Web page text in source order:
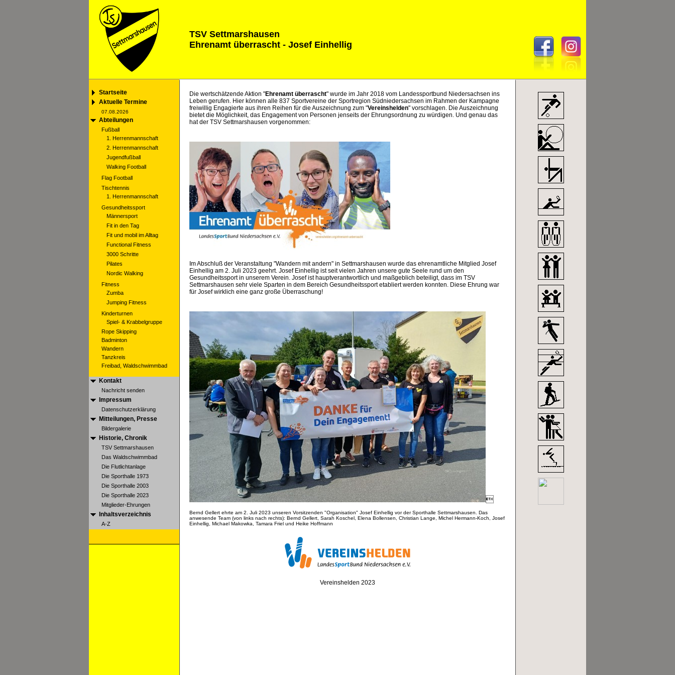
TSV Settmarshausen
Ehrenamt überrascht - Josef Einhellig
Startseite
Aktuelle Termine
07.08.2026
Abteilungen
Fußball
1. Herrenmannschaft
2. Herrenmannschaft
Jugendfußball
Walking Football
Flag Football
Tischtennis
1. Herrenmannschaft
Gesundheitssport
Männersport
Fit in den Tag
Fit und mobil im Alltag
Functional Fitness
3000 Schritte
Pilates
Nordic Walking
Fitness
Zumba
Jumping Fitness
Kinderturnen
Spiel- & Krabbelgruppe
Rope Skipping
Badminton
Wandern
Tanzkreis
Freibad, Waldschwimmbad
Kontakt
Nachricht senden
Impressum
Datenschutzerklärung
Mitteilungen, Presse
Bildergalerie
Historie, Chronik
TSV Settmarshausen
Das Waldschwimmbad
Die Flutlichtanlage
Die Sporthalle 1973
Die Sporthalle 2003
Die Sporthalle 2023
Mitglieder-Ehrungen
Inhaltsverzeichnis
A-Z
Die wertschätzende Aktion "Ehrenamt überrascht" wurde im Jahr 2018 vom Landessportbund Niedersachsen ins
Leben gerufen. Hier können alle 837 Sportvereine der Sportregion Südniedersachsen im Rahmen der Kampagne
freiwillig Engagierte aus ihren Reihen für die Auszeichnung zum "Vereinshelden" vorschlagen. Die Auszeichnung
bietet die Möglichkeit, das Engagement von Personen jenseits der Ehrungsordnung zu würdigen. Und genau das
hat der TSV Settmarshausen vorgenommen:
Im Abschluß der Veranstaltung "Wandern mit andern" in Settmarshausen wurde das ehrenamtliche Mitglied Josef
Einhellig am 2. Juli 2023 geehrt. Josef Einhellig ist seit vielen Jahren unsere gute Seele rund um den
Gesundheitssport in unserem Verein. Josef ist hauptverantwortlich und maßgeblich beteiligt, dass im TSV
Settmarshausen sehr viele Sparten in dem Bereich Gesundheitssport etabliert werden konnten. Diese Ehrung war
für Josef wirklich eine ganz große Überraschung!

Bernd Gellert ehrte am 2. Juli 2023 unseren Vorsitzenden "Organisation" Josef Einhellig vor der Sporthalle Settmarshausen. Das
anwesende Team (von links nach rechts): Bernd Gellert, Sarah Koschel, Elena Bollensen, Christian Lange, Michel Hermann-Koch, Josef
Einhellig, Michael Makowka, Tamara Friel und Heike Hoffmann
Vereinshelden 2023